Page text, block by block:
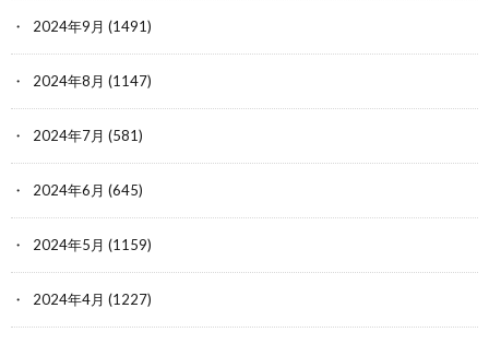
2024年9月 (1491)
2024年8月 (1147)
2024年7月 (581)
2024年6月 (645)
2024年5月 (1159)
2024年4月 (1227)